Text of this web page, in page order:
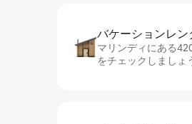
バケーションレ⁠
マリンディにある
をチェックしましょ